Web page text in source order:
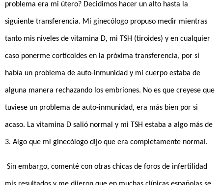
problema era mi útero? Decidimos hacer un alto hasta la
siguiente transferencia. Mi ginecólogo propuso medir mientras
tanto mis niveles de vitamina D, mi TSH (tiroides) y en cualquier
caso ponerme corticoides en la próxima transferencia, por si
había un problema de auto-inmunidad y mi cuerpo estaba de
alguna manera rechazando los embriones. No es que creyese que
tuviese un problema de auto-inmunidad, era más bien por si
acaso. La vitamina D salió normal y mi TSH estaba a algo más de
3. Algo que mi ginecólogo dijo que era completamente normal.
Sin embargo, comenté con otras chicas de foros de infertilidad